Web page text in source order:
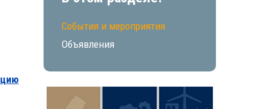
События и мероприятия
Объявления